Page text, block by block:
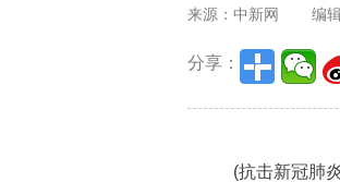
来源：中新网 编
分享：
(抗击新冠肺炎)